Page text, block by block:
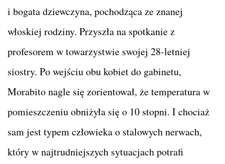
i bogata dziewczyna, pochodząca ze znanej
włoskiej rodziny. Przyszła na spotkanie z
profesorem w towarzystwie swojej 28-letniej
siostry. Po wejściu obu kobiet do gabinetu,
Morabito nagle się zorientował, że temperatura w
pomieszczeniu obniżyła się o 10 stopni. I chociaż
sam jest typem człowieka o stalowych nerwach,
który w najtrudniejszych sytuacjach potrafi